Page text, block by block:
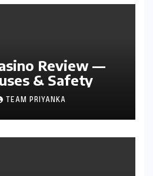
Review —
& Safety
TEAM PRIYANKA